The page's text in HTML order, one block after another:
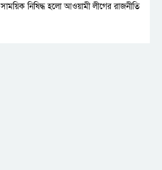
সাময়িক নিষিদ্ধ হলো আওয়ামী লীগের রাজনীতি